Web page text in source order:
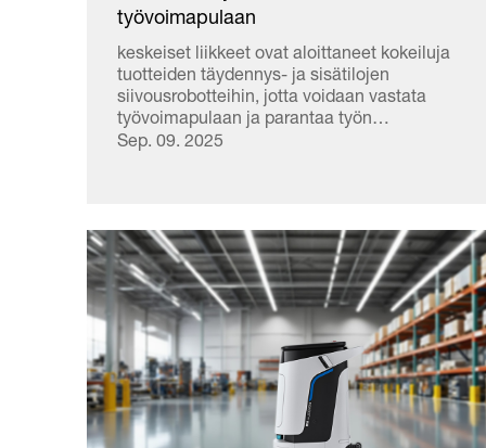
työvoimapulaan
keskeiset liikkeet ovat aloittaneet kokeiluja
tuotteiden täydennys- ja sisätilojen
siivousrobotteihin, jotta voidaan vastata
työvoimapulaan ja parantaa työn
tehokkuutta. Seven-Eleven Japanin
hyllyjen taakse. Se koostuu kiskoista,
pystytukista ja kourista, jotka tarttuvat
tuotteisiin. Teoäly (AI) valitsee
myyntitilanteen mukaan tärkeimmät
täydennettävät tuotteet varastohyllyistä ja
järjestää ne hyllyihin. Tämä prosessi vei
ihmisen kohdalla noin 10 tuntia viikossa...
Sep. 09. 2025